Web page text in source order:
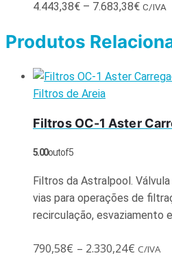
4.443,38€ – 7.683,38€ C/IVA
Produtos
Filtros de Areia
Filtros OC-1 Aster
5.00out of 5
Filtros da Astralpool.
vias para operações de
recirculação, esvaziamento
790,58€ – 2.330,24€ C/IVA